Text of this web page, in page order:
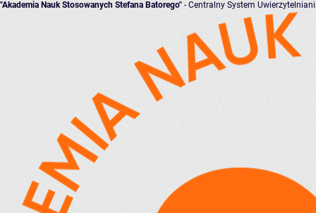
"Akademia Nauk Stosowanych Stefana Batorego" - Centralny System